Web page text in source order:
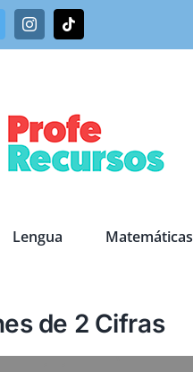
InstagramTiktok
Lengua Matemáticas
de 2 Cifras